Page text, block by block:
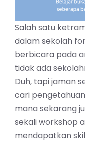
Salah satu
dalam sekolah
berbicara pada
tidak ada
Duh, tapi jaman
cari
mana sekarang
sekali workshop
mendapatkan